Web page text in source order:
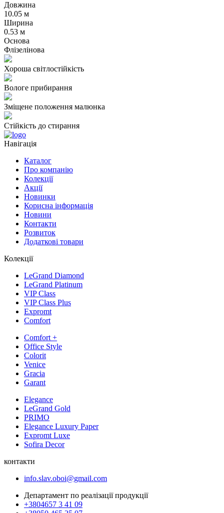
Довжина
10.05 м
Ширина
0.53 м
Основа
Флізелінова
Хороша світлостійкість
Вологе прибирання
Зміщене положення малюнка
Стійкість до стирання
Навігація
Каталог
Про компанію
Колекції
Акції
Новинки
Корисна інформація
Новини
Контакти
Розвиток
Додаткові товари
Колекції
LeGrand Diamond
LeGrand Platinum
VIP Class
VIP Class Plus
Expromt
Comfort
Comfort +
Office Style
Colorit
Venice
Gracia
Garant
Elegance
LeGrand Gold
PRIMO
Elegance Luxury Paper
Expromt Luxe
Sofira Decor
контакти
info.slav.oboi@gmail.com
Департамент по реалізації продукції
+3804657 3 41 09